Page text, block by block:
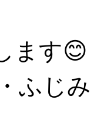
ます😊
ふじみ